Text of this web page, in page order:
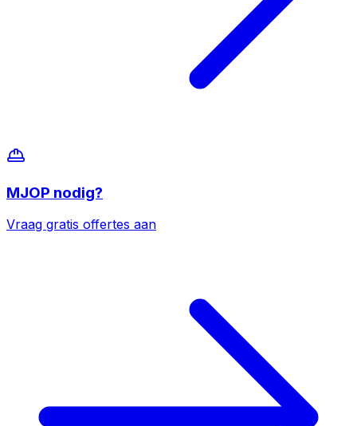
MJOP nodig?
Vraag gratis offertes aan